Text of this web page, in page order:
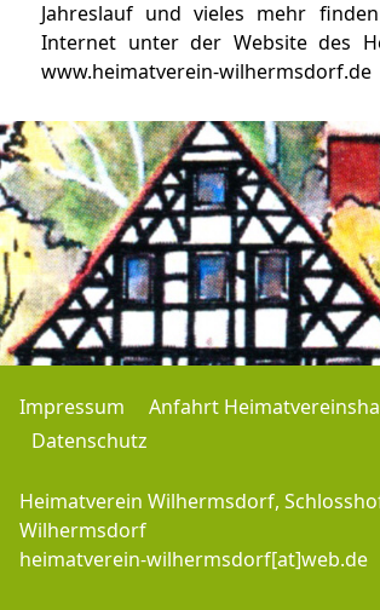
Jahreslauf und vieles mehr
Internet unter der Website des
www.heimatverein-wilhermsdorf.de
Impressum
Anfahrt
Datenschutz
Heimatverein Wilhermsdorf,
Wilhermsdorf
heimatverein-wilhermsdorf[at]web.de